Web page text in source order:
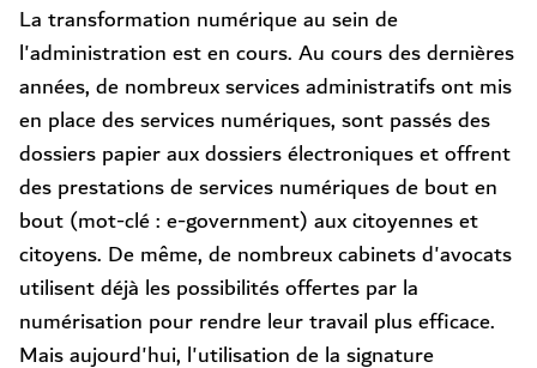
La transformation numérique au sein de
l'administration est en cours. Au cours des dernières
années, de nombreux services administratifs ont mis
en place des services numériques, sont passés des
dossiers papier aux dossiers électroniques et offrent
des prestations de services numériques de bout en
bout (mot-clé : e-government) aux citoyennes et
citoyens. De même, de nombreux cabinets d'avocats
utilisent déjà les possibilités offertes par la
numérisation pour rendre leur travail plus efficace.
Mais aujourd'hui, l'utilisation de la signature